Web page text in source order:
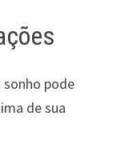
sonho pode
de sua